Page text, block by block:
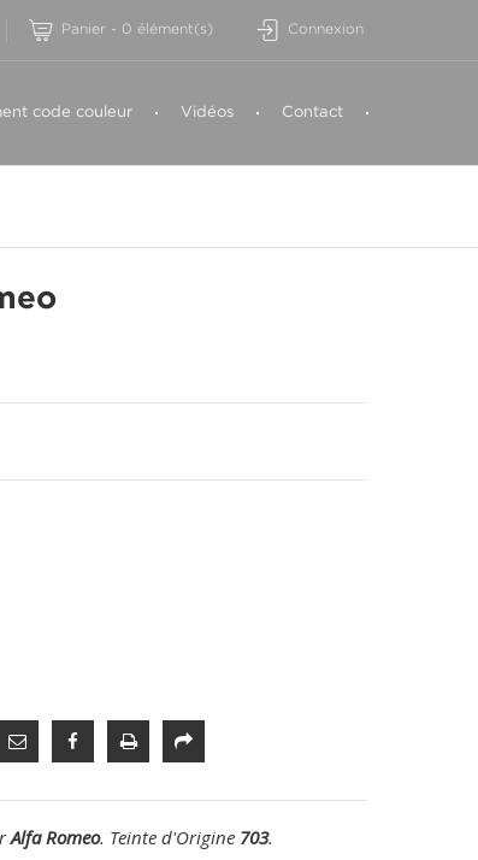
Panier - 0 élément(s) Connexion
code couleur Vidéos Contact
Alfa Romeo. Teinte d'Origine 703.